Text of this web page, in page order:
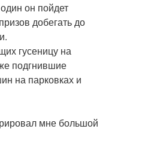
он пойдет
добегать до
гусеницу на
подгнившие
на парковках и
мне большой